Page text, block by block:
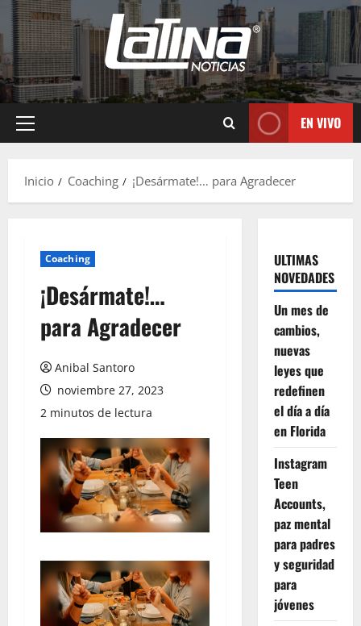
EN VIVO
Inicio Coaching ¡Desármate!… para Agradecer
Coaching
¡Desármate!…
para Agradecer
Anibal Santoro
noviembre 27, 2023
2 minutos de lectura
ULTIMAS
NOVEDADES
Un mes de
cambios,
nuevas
leyes que
redefinen
el día a día
en Florida
Instagram
Teen
Accounts,
paz mental
para padres
y seguridad
para
jóvenes